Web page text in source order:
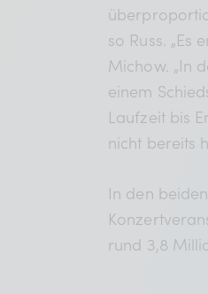
so Russ.
Michow. „In
einem
Laufzeit bis
nicht bereits
In den
rund 3,8